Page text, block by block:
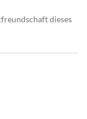
dieses